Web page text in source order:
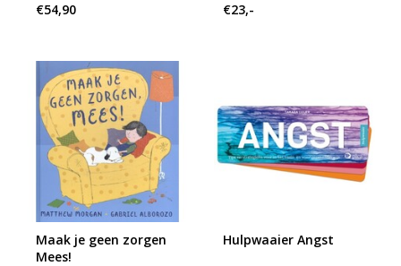
€54,90 €23,-
Maak je geen zorgen
Mees!
Hulpwaaier Angst